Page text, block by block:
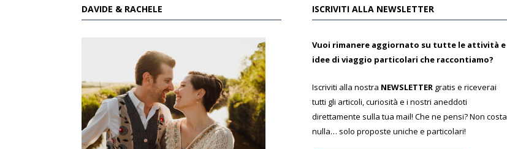
DAVIDE & RACHELE ISCRIVITI ALLA NEWSLETTER
Vuoi rimanere aggiornato su tutte le attività e
idee di viaggio particolari che raccontiamo?
Iscriviti alla nostra NEWSLETTER gratis e riceverai
tutti gli articoli, curiosità e i nostri aneddoti
direttamente sulla tua mail! Che ne pensi? Non costa
nulla… solo proposte uniche e particolari!